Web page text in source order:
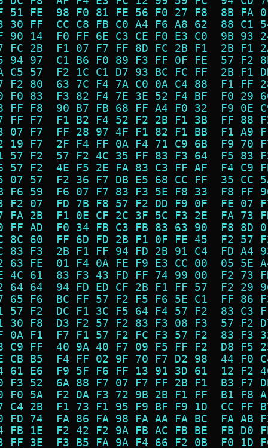
51 FE  98 F0 81 FE 56 F0 27 F8  8B
30 FF  CC C8 FB C0 A4 F6 A8 62  88
90 14  F0 FF 6E C3 CE F0 E3 C0  9B
FC 2B  F1 07 F7 FF 8D FC 2B F1  2B
94 97  C1 B6 F0 89 F3 FF 0F FE  57
C5 57  F2 1C C1 D7 93 BC FC FF  2B
F2 80  63 7C F4 7A C0 0A C4 88  F1
F0 83  F3 82 F4 7E 3E 52 F4 BF  F0
FF F8  90 B7 FB 68 FF A4 F0 32  F9
FF F7  F1 B2 F4 52 F2 2B F1 3B  FF
07 F7  FF 28 97 4F F1 82 F1 BB  F1
19 F7  2F F4 FF 0A F4 71 C9 6B  F9
57 F2  57 F2 4C 35 FF 83 F3 64  F5
57 F2  4E F5 2E FA 83 C3 FF AF  F4
07 57  F2 36 F7 DB E5 68 CC FF  35
F6 59  F6 07 F7 83 F3 5E F8 33  F8
F2 07  FD 7B F8 57 F2 DD F9 0F  FE
FA 2B  F1 0E CF 2C 3F 5C F3 2E  FA
FF AD  F0 34 FB C3 FB 83 63 90  F8
8C 60  FF 6D FD 2B F1 0F FE 45  F2
83 F3  2B F1 FF 94 FD 2B 91 C4  FD
63 FE  01 F4 0A FE F9 E3 CC 00  05
4C 61  83 F3 43 FD FF 74 99 00  F2
64 64  94 FD ED CF 2B F1 FF 57  F2
65 F6  BC FF 57 F2 F5 F6 5E C1  FF
57 F2  DC F1 3C F5 64 F4 57 F2  83
30 F8  D3 F2 57 F2 83 F3 08 F3  57
0A F1  F7 F1 57 F2 FC F3 57 F2  83
C9 FF  40 9A 40 F7 09 F5 FF F2  D8
CB B5  F4 FF 02 9F 70 F7 D2 98  44
61 E6  F9 5F F6 FF 13 91 3D 61  12
F3 52  6A 88 F7 07 F7 FF 2B F1  B3
F0 5A  F2 DA F3 72 9B 2B F1 FF  B1
C4 2B  F1 73 F1 95 F9 BF F9 1D  CC
FD 74  FA 86 FA 98 FA AA FA BC  FA
FB 1E  F2 42 F2 9A FB AC FB BE  FB
FF 3E  F3 B5 FA 9A F4 66 F2 0B  F0